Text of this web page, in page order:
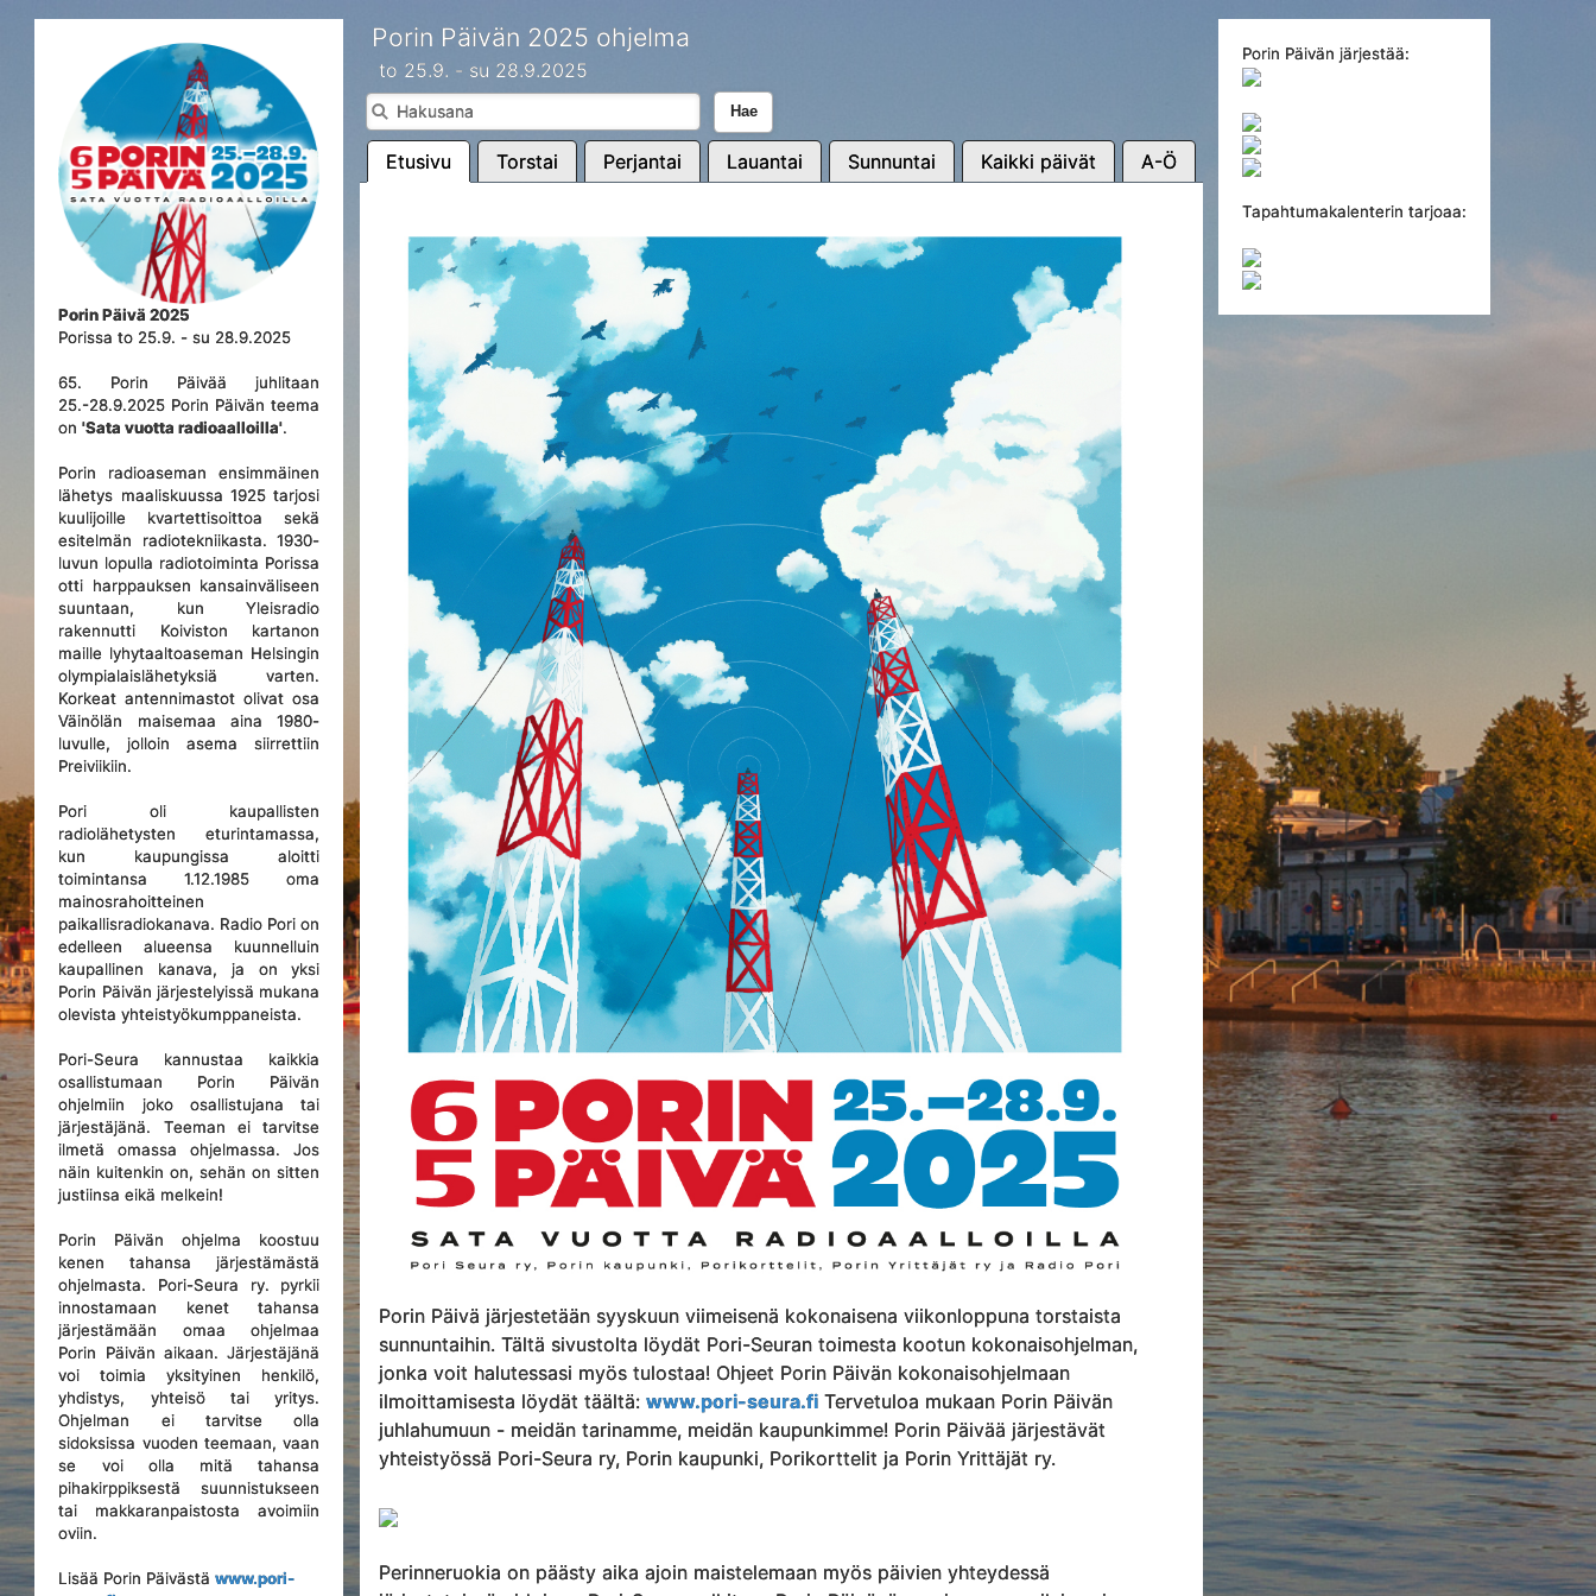
Porin Päivä 2025
Porissa to 25.9. - su 28.9.2025
65. Porin Päivää juhlitaan
25.-28.9.2025 Porin Päivän teema
on'Sata vuotta radioaalloilla'.
Porin radioaseman ensimmäinen
lähetys maaliskuussa 1925 tarjosi
kuulijoille kvartettisoittoa sekä
esitelmän radiotekniikasta. 1930-
luvun lopulla radiotoiminta Porissa
otti harppauksen kansainväliseen
suuntaan, kun Yleisradio
rakennutti Koiviston kartanon
maille lyhytaaltoaseman Helsingin
olympialaislähetyksiä varten.
Korkeat antennimastot olivat osa
Väinölän maisemaa aina 1980-
luvulle, jolloin asema siirrettiin
Preiviikiin.
Pori oli kaupallisten
radiolähetysten eturintamassa,
kun kaupungissa aloitti
toimintansa 1.12.1985 oma
mainosrahoitteinen
paikallisradiokanava. Radio Pori on
edelleen alueensa kuunnelluin
kaupallinen kanava, ja on yksi
Porin Päivän järjestelyissä mukana
olevista yhteistyökumppaneista.
Pori-Seura kannustaa kaikkia
osallistumaan Porin Päivän
ohjelmiin joko osallistujana tai
järjestäjänä. Teeman ei tarvitse
ilmetä omassa ohjelmassa. Jos
näin kuitenkin on, sehän on sitten
justiinsa eikä melkein!
Porin Päivän ohjelma koostuu
kenen tahansa järjestämästä
ohjelmasta. Pori-Seura ry. pyrkii
innostamaan kenet tahansa
järjestämään omaa ohjelmaa
Porin Päivän aikaan. Järjestäjänä
voi toimia yksityinen henkilö,
yhdistys, yhteisö tai yritys.
Ohjelman ei tarvitse olla
sidoksissa vuoden teemaan, vaan
se voi olla mitä tahansa
pihakirppiksestä suunnistukseen
tai makkaranpaistosta avoimiin
oviin.
Lisää Porin Päivästäwww.pori-
Porin Päivän 2025 ohjelma
to 25.9. - su 28.9.2025
Hae
Etusivu Torstai Perjantai Lauantai Sunnuntai Kaikki päivät A-Ö
Porin Päivä järjestetään syyskuun viimeisenä kokonaisena viikonloppuna torstaista
sunnuntaihin. Tältä sivustolta löydät Pori-Seuran toimesta kootun kokonaisohjelman,
jonka voit halutessasi myös tulostaa! Ohjeet Porin Päivän kokonaisohjelmaan
ilmoittamisesta löydät täältä: www.pori-seura.fiTervetuloa mukaan Porin Päivän
juhlahumuun - meidän tarinamme, meidän kaupunkimme! Porin Päivää järjestävät
yhteistyössä Pori-Seura ry, Porin kaupunki, Porikorttelit ja Porin Yrittäjät ry.
Perinneruokia on päästy aika ajoin maistelemaan myös päivien yhteydessä
Porin Päivän järjestää:
Tapahtumakalenterin tarjoaa: